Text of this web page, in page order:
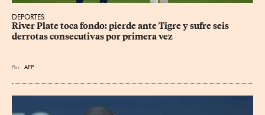
DEPORTES
River Plate toca fondo: pierde ante Tigre y sufre seis
derrotas consecutivas por primera vez
Por AFP